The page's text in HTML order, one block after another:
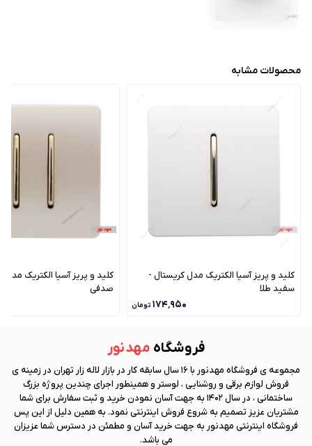
محصولات مشابه
کلید و پریز آسیا الکتریک مدل کریستال -
سفید طلا
۱۷۴٬۹۵۰ تومان
کلید و پریز آسیا الکتریک مدل
صدفی
فروشگاه مهد نور
مجموعه ی فروشگاه مهد نور
با 16 سال سابقه کار در بازار لاله زار تهران در زمینه ی
فروش لوازم برقی و روشنایی ، لوستر و همینطور اجرای چندین پروژه بزرگ
ساختمانی ، در سال 1402 به جهت آسان نمودن خرید و ثبت سفارش برای شما
مشتریان عزیز تصمیم به شروع فروش اینترنتی نمود. به همین دلیل از این پس
فروشگاه اینترنتی مهد نور به جهت خرید آسان و مطمئن در دسترس شما عزیزان
می باشد.